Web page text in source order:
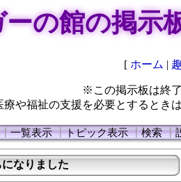
の館の掲示
[ ホーム |
※この掲示板は終
や福祉の支援を必要とするとき
一覧表示┃トピック表示┃検索┃
になりました